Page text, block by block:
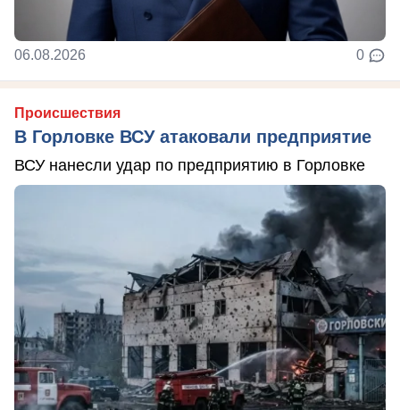
06.08.2026 0
Происшествия
В Горловке ВСУ атаковали предприятие
ВСУ нанесли удар по предприятию в Горловке